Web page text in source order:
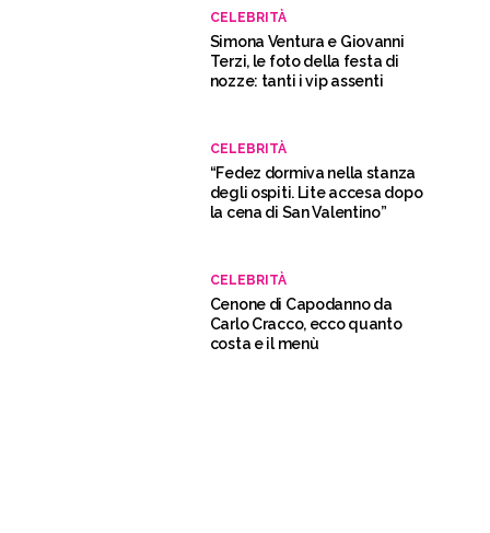
CELEBRITÀ
Simona Ventura e Giovanni
Terzi, le foto della festa di
nozze: tanti i vip assenti
CELEBRITÀ
“Fedez dormiva nella stanza
degli ospiti. Lite accesa dopo
la cena di San Valentino”
CELEBRITÀ
Cenone di Capodanno da
Carlo Cracco, ecco quanto
costa e il menù